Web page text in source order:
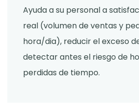
Ayuda a su personal a
real (volumen de ventas y
hora/dia), reducir el exceso
detectar antes el riesgo de
perdidas de tiempo.